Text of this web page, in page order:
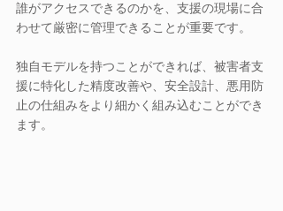
誰がアクセスできるのかを、支援の現場に合
わせて厳密に管理できることが重要です。
独自モデルを持つことができれば、被害者支
援に特化した精度改善や、安全設計、悪用防
止の仕組みをより細かく組み込むことができ
ます。